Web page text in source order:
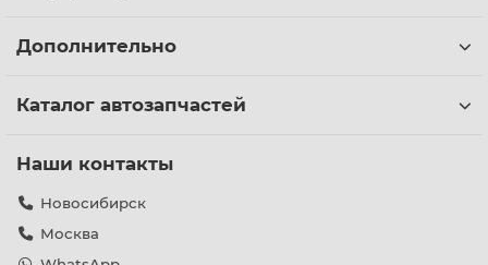
Дополнительно
Каталог автозапчастей
Наши контакты
Новосибирск
Москва